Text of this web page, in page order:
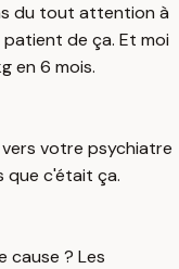
du tout attention à
de ça. Et moi
en 6 mois.
vers votre psychiatre
que c'était ça.
cause ? Les